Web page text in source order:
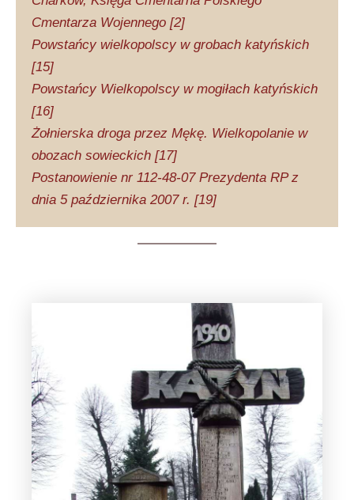
Cmentarza Wojennego [2]
Powstańcy wielkopolscy w grobach katyńskich
[15]
Powstańcy Wielkopolscy w mogiłach katyńskich
[16]
Żołnierska droga przez Mękę. Wielkopolanie w
obozach sowieckich [17]
Postanowienie nr 112-48-07 Prezydenta RP z
dnia 5 października 2007 r. [19]